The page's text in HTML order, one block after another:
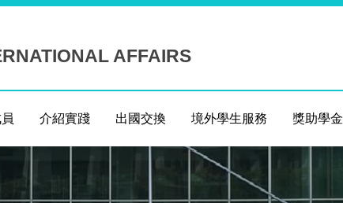
AFFAIRS
介紹實踐 出國交換 境外學生服務 獎助學金